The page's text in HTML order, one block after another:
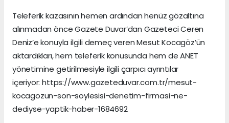
Teleferik kazasının hemen ardından henüz gözaltına
alınmadan önce Gazete Duvar’dan Gazeteci Ceren
Deniz’e konuyla ilgili demeç veren Mesut Kocagöz’ün
aktardıkları, hem teleferik konusunda hem de ANET
yönetimine getirilmesiyle ilgili çarpıcı ayrıntılar
içeriyor: https://www.gazeteduvar.com.tr/mesut-
kocagozun-son-soylesisi-denetim-firmasi-ne-
dediyse-yaptik-haber-1684692